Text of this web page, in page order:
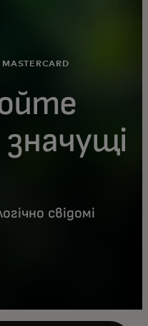
свідомі